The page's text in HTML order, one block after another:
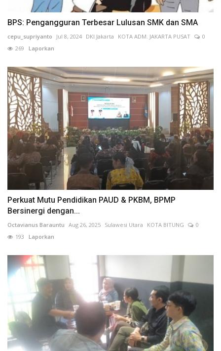
BPS: Pengangguran Terbesar Lulusan SMK dan SMA
cepu_supriyanto Jul 8, 2024 DKI Jakarta KOTA ADM. JAKARTA PUSAT
0
269 Laporkan
Perkuat Mutu Pendidikan PAUD & PKBM, BPMP
Bersinergi dengan...
Octavianus Barauntu Aug 26, 2025 Sulawesi Utara KOTA BITUNG
0
193 Laporkan